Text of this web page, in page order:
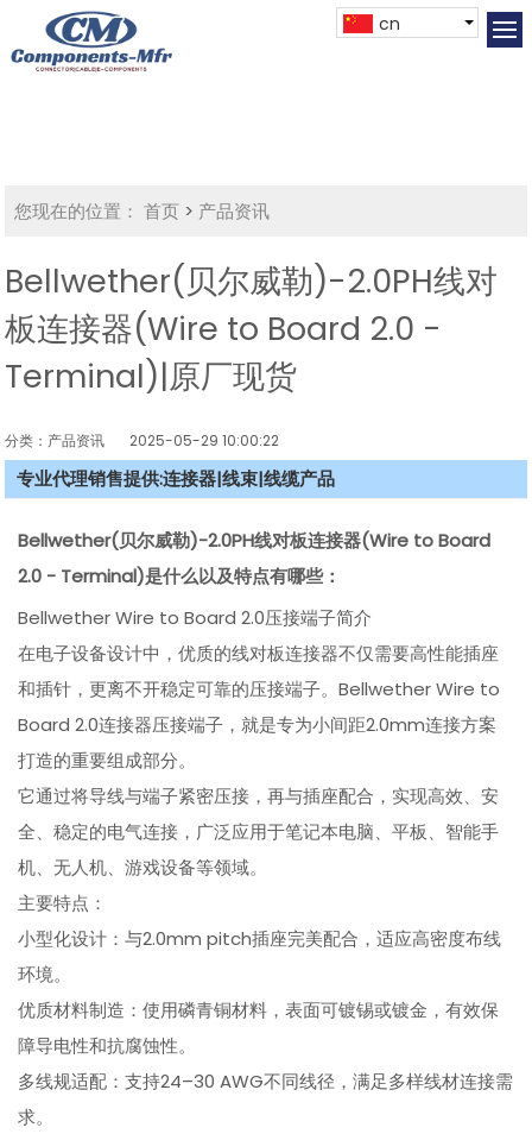
cn
您现在的位置： 首页 > 产品资讯
Bellwether(贝尔威勒)-2.0PH线对
板连接器(Wire to Board 2.0 -
Terminal)|原厂现货
分类：产品资讯 2025-05-29 10:00:22
专业代理销售提供:连接器|线束|线缆产品
Bellwether(贝尔威勒)-2.0PH线对板连接器(Wire to Board
2.0 - Terminal)是什么以及特点有哪些：
Bellwether Wire to Board 2.0压接端子简介
在电子设备设计中，优质的线对板连接器不仅需要高性能插座
和插针，更离不开稳定可靠的压接端子。Bellwether Wire to
Board 2.0连接器压接端子，就是专为小间距2.0mm连接方案
打造的重要组成部分。
它通过将导线与端子紧密压接，再与插座配合，实现高效、安
全、稳定的电气连接，广泛应用于笔记本电脑、平板、智能手
机、无人机、游戏设备等领域。
主要特点：
小型化设计：与2.0mm pitch插座完美配合，适应高密度布线
环境。
优质材料制造：使用磷青铜材料，表面可镀锡或镀金，有效保
障导电性和抗腐蚀性。
多线规适配：支持24–30 AWG不同线径，满足多样线材连接需
求。